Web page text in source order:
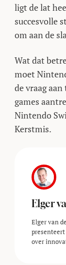
ligt de lat
succesvolle
om aan de
Wat dat
moet
de vraag
games
Nintendo
Kerstmis.
Elger
Elger van
presenteert
over